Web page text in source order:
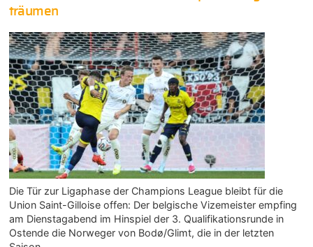
träumen
Die Tür zur Ligaphase der Champions League bleibt für die
Union Saint-Gilloise offen: Der belgische Vizemeister empfing
am Dienstagabend im Hinspiel der 3. Qualifikationsrunde in
Ostende die Norweger von Bodø/Glimt, die in der letzten